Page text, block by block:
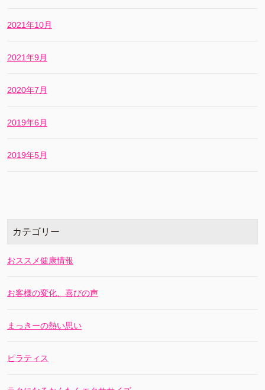
2021年10月
2021年9月
2020年7月
2019年6月
2019年5月
カテゴリー
おススメ健康情報
お客様の変化、喜びの声
まっきーの熱い思い
ピラティス